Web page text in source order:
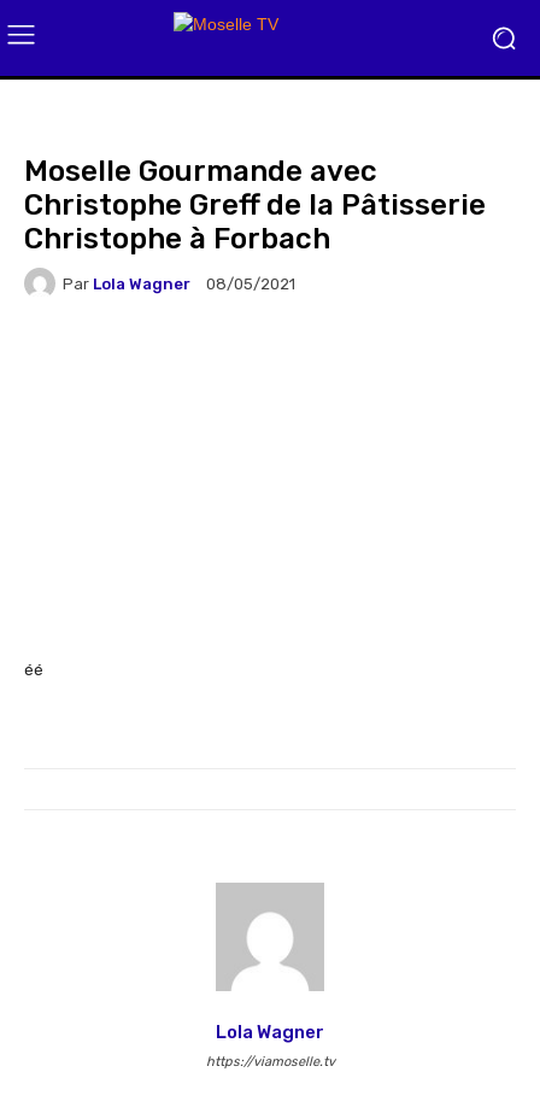
Moselle Gourmande avec
Christophe Greff de la Pâtisserie
Christophe à Forbach
Par Lola Wagner 08/05/2021
éé
Lola Wagner
https://viamoselle.tv